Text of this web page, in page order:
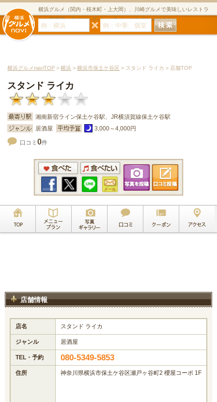
横浜グルメ（関内・桜木町・上大岡）、川崎グルメで美味しいレストラ
ン・居酒屋・ダイニングバー・スイーツのグルメサイト
横浜グルメnaviTOP > 横浜 > 横浜市保土ケ谷区 > スタンド ライカ > 店舗TOP
スタンド ライカ
湘南新宿ライン保土ケ谷駅、JR横須賀線保土ケ谷駅
居酒屋
3,000～4,000円
口コミ 0件
店舗情報
店名 スタンド ライカ
ジャンル 居酒屋
TEL・予約 080-5349-5853
住所 神奈川県横浜市保土ケ谷区瀬戸ヶ谷町2 櫻屋コーポ 1F